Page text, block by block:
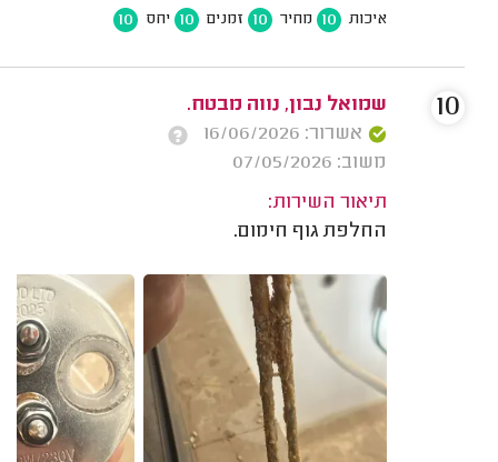
איכות 10 מחיר 10 זמנים 10 יחס 10
שמואל נבון, נווה מבטח.
אשרור: 16/06/2026
משוב: 07/05/2026
תיאור השירות:
החלפת גוף חימום.
10